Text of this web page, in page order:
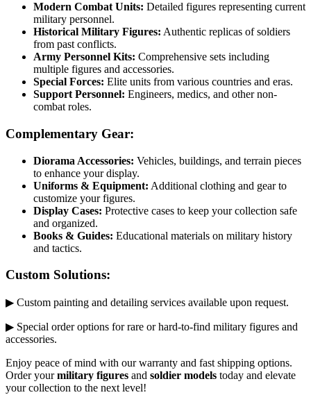
Modern Combat Units: Detailed figures representing current
military personnel.
Historical Military Figures: Authentic replicas of soldiers
from past conflicts.
Army Personnel Kits: Comprehensive sets including
multiple figures and accessories.
Special Forces: Elite units from various countries and eras.
Support Personnel: Engineers, medics, and other non-
combat roles.
Complementary Gear:
Diorama Accessories: Vehicles, buildings, and terrain pieces
to enhance your display.
Uniforms & Equipment: Additional clothing and gear to
customize your figures.
Display Cases: Protective cases to keep your collection safe
and organized.
Books & Guides: Educational materials on military history
and tactics.
Custom Solutions:
▶ Custom painting and detailing services available upon request.
▶ Special order options for rare or hard-to-find military figures and
accessories.
Enjoy peace of mind with our warranty and fast shipping options.
Order yourmilitary figures and soldier models today and elevate
your collection to the next level!